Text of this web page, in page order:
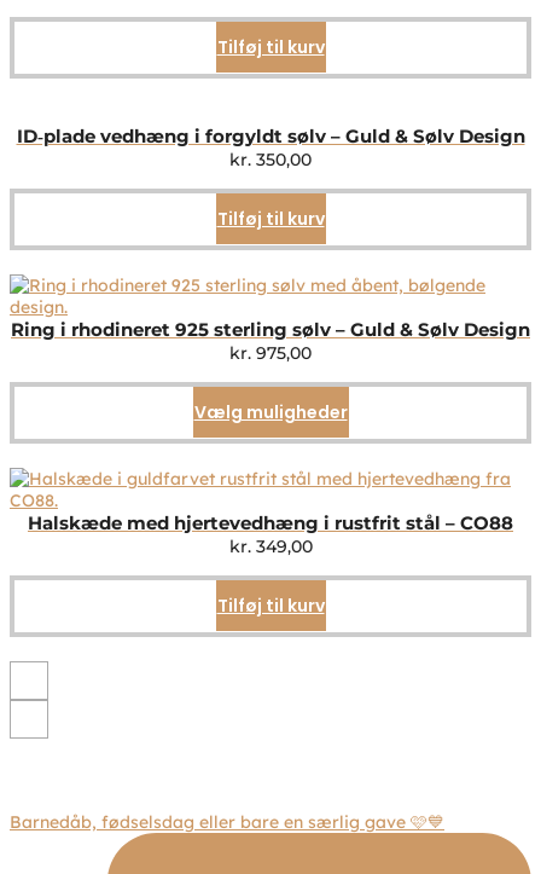
Tilføj til kurv
ID‑plade vedhæng i forgyldt sølv – Guld & Sølv Design
kr. 350,00
Tilføj til kurv
Ring i rhodineret 925 sterling sølv – Guld & Sølv Design
kr. 975,00
Vælg mulighederDette
vare
flere
Mulighederne
på
Halskæde med hjertevedhæng i rustfrit stål – CO88
kr.349,00
Tilføj til kurv
Barnedåb, fødselsdag eller bare en særlig gave 🩷💙